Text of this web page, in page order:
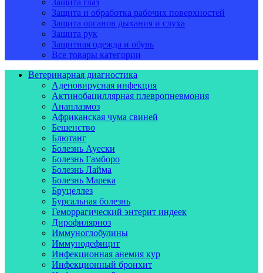
Защита глаз
Защита и обработка рабочих поверхностей
Защита органов дыхания и слуха
Защита рук
Защитная одежда и обувь
Все товары категории
Ветеринарная диагностика
Аденовирусная инфекция
Актинобациллярная плевропневмония
Анаплазмоз
Африканская чума свиней
Бешенство
Блютанг
Болезнь Ауески
Болезнь Гамборо
Болезнь Лайма
Болезнь Марека
Бруцеллез
Бурсальная болезнь
Геморрагический энтерит индеек
Дирофиляриоз
Иммуноглобулины
Иммунодефицит
Инфекционная анемия кур
Инфекционный бронхит